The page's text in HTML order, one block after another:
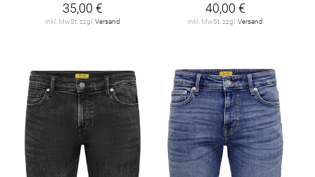
35,00 €
inkl. MwSt. zzgl. Versand
40,00 €
inkl. MwSt. zzgl. Versand